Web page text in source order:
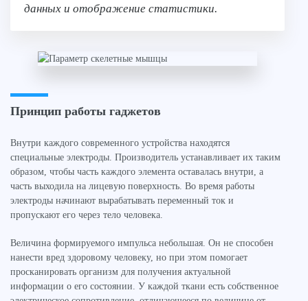
данных и отображение статистики.
Принцип работы гаджетов
Внутри каждого современного устройства находятся
специальные электроды. Производитель устанавливает их таким
образом, чтобы часть каждого элемента оставалась внутри, а
часть выходила на лицевую поверхность. Во время работы
электроды начинают вырабатывать переменный ток и
пропускают его через тело человека.
Величина формируемого импульса небольшая. Он не способен
нанести вред здоровому человеку, но при этом помогает
просканировать организм для получения актуальной
информации о его состоянии. У каждой ткани есть собственное